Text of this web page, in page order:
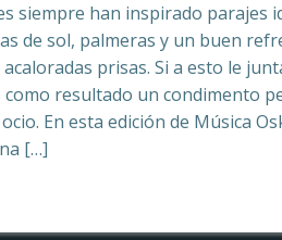
siempre han inspirado parajes
de sol, palmeras y un buen
prisas. Si a esto le
como resultado un condimento
En esta edición de Música
[…]